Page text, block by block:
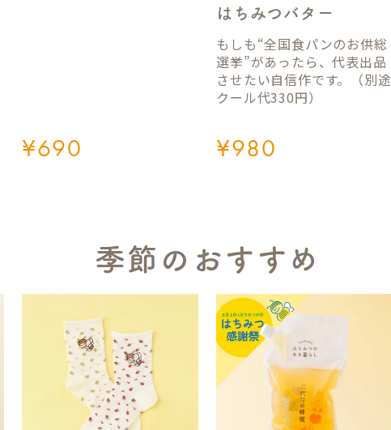
¥690
はちみつバター
もしも“全国食パンのお供総
選挙”があったら、代表出品
させたい自信作です。（別途
クール代330円）
¥980
季節のおすすめ